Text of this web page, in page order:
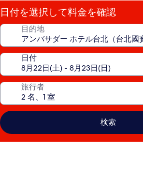
泊
施
設
日付を選択して料金を確認
目的地
日付
旅行者
検索